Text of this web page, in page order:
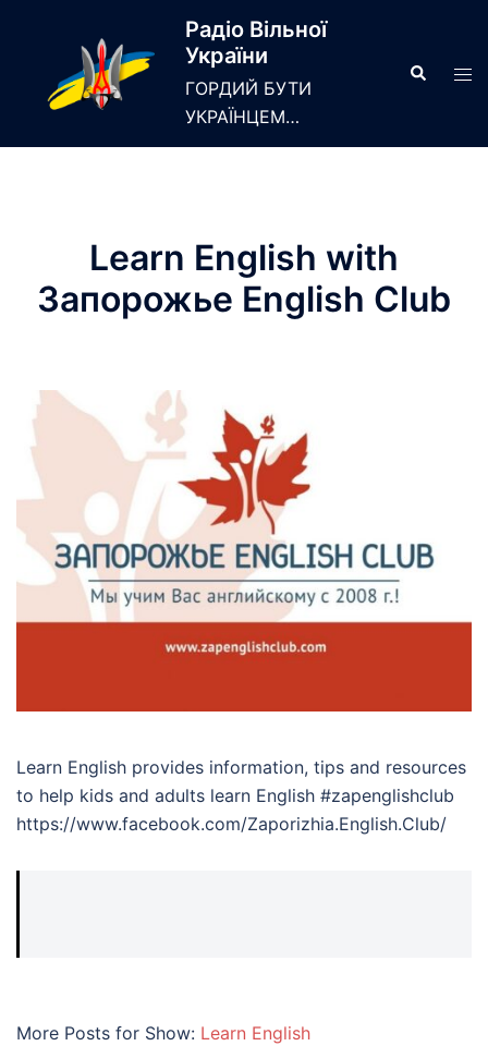
Радіо Вільної
України
ГОРДИЙ БУТИ
УКРАЇНЦЕМ…
Search
Learn English with
Запорожье English Club
Learn English provides information, tips and resources
to help kids and adults learn English #zapenglishclub
https://www.facebook.com/Zaporizhia.English.Club/
More Posts for Show: Learn English